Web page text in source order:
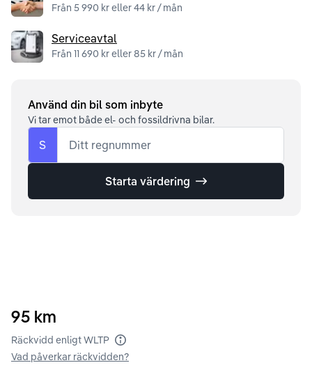
Från 5 990 kr eller 44 kr / mån
Serviceavtal
Från 11 690 kr eller 85 kr / mån
Använd din bil som inbyte
Vi tar emot både el- och fossildrivna bilar.
S Ditt regnummer
Starta värdering
95 km
Räckvidd enligt WLTP
Vad påverkar räckvidden?